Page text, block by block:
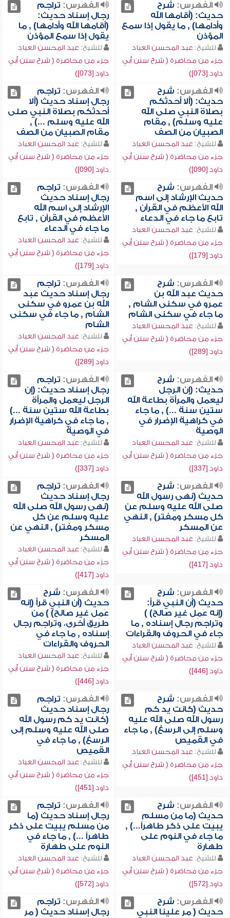
الفهرس: شرح
حديث: (أقامها الله
وأدامها) , ما يقول إذا سمع
المؤذن
للشيخ: عبد المحسن العباد
جزء من محاضرة ( شرح سنن أبي
داود [073])
الفهرس: تراجم
رجال إسناد حديث:
(أقامها الله وأدامها) , ما
يقول إذا سمع المؤذن
للشيخ: عبد المحسن العباد
جزء من محاضرة ( شرح سنن أبي
داود [073])
الفهرس: شرح
حديث: (ألا أحدثكم
بصلاة النبي صلى الله
عليه وسلم) , مقام
الصبيان من الصف
للشيخ: عبد المحسن العباد
جزء من محاضرة ( شرح سنن أبي
داود [090])
الفهرس: تراجم
رجال إسناد حديث (ألا
أحدثكم بصلاة النبي صلى
الله عليه وسلم ...) ,
مقام الصبيان من الصف
للشيخ: عبد المحسن العباد
جزء من محاضرة ( شرح سنن أبي
داود [090])
الفهرس: شرح
حديث الإرشاد إلى اسم
الله الأعظم في القرآن ,
تابع ما جاء في الدعاء
للشيخ: عبد المحسن العباد
جزء من محاضرة ( شرح سنن أبي
داود [179])
الفهرس: تراجم
رجال إسناد حديث
الإرشاد إلى اسم الله
الأعظم في القرآن , تابع
ما جاء في الدعاء
للشيخ: عبد المحسن العباد
جزء من محاضرة ( شرح سنن أبي
داود [179])
الفهرس: شرح
حديث عبد الله بن
عمرو في سكنى الشام ,
ما جاء في سكنى الشام
للشيخ: عبد المحسن العباد
جزء من محاضرة ( شرح سنن أبي
داود [289])
الفهرس: تراجم
رجال إسناد حديث عبد
الله بن عمرو في سكنى
الشام , ما جاء في سكنى
الشام
للشيخ: عبد المحسن العباد
جزء من محاضرة ( شرح سنن أبي
داود [289])
الفهرس: شرح
حديث: (إن الرجل
ليعمل والمرأة بطاعة الله
ستين سنة ...) , ما جاء
في كراهية الإضرار في
الوصية
للشيخ: عبد المحسن العباد
جزء من محاضرة ( شرح سنن أبي
داود [337])
الفهرس: تراجم
رجال إسناد حديث: (إن
الرجل ليعمل والمرأة
بطاعة الله ستين سنة ...)
, ما جاء في كراهية الإضرار
في الوصية
للشيخ: عبد المحسن العباد
جزء من محاضرة ( شرح سنن أبي
داود [337])
الفهرس: شرح
حديث (نهى رسول الله
صلى الله عليه وسلم عن
كل مسكر ومفتر) , النهي
عن المسكر
للشيخ: عبد المحسن العباد
جزء من محاضرة ( شرح سنن أبي
داود [417])
الفهرس: تراجم
رجال إسناد حديث
(نهى رسول الله صلى الله
عليه وسلم عن كل
مسكر ومفتر) , النهي عن
المسكر
للشيخ: عبد المحسن العباد
جزء من محاضرة ( شرح سنن أبي
داود [417])
الفهرس: شرح
حديث (أن النبي قرأ:
(إنه عَمِل غير صالح) )
وتراجم رجال إسناده , ما
جاء في الحروف والقراءات
للشيخ: عبد المحسن العباد
جزء من محاضرة ( شرح سنن أبي
داود [446])
الفهرس: شرح
حديث (أن النبي قرأ (إنه
عَمِل غير صالح) ) من
طريق أخرى، وتراجم رجال
إسناده , ما جاء في
الحروف والقراءات
للشيخ: عبد المحسن العباد
جزء من محاضرة ( شرح سنن أبي
داود [446])
الفهرس: شرح
حديث (كانت يد كم
رسول الله صلى الله عليه
وسلم إلى الرسغ) , ما جاء
في القميص
للشيخ: عبد المحسن العباد
جزء من محاضرة ( شرح سنن أبي
داود [451])
الفهرس: تراجم
رجال إسناد حديث
(كانت يد كم رسول الله
صلى الله عليه وسلم إلى
الرسغ) , ما جاء في
القميص
للشيخ: عبد المحسن العباد
جزء من محاضرة ( شرح سنن أبي
داود [451])
الفهرس: شرح
حديث (ما من مسلم
يبيت على ذكر طاهراً...) ,
ما جاء في النوم على
طهارة
للشيخ: عبد المحسن العباد
جزء من محاضرة ( شرح سنن أبي
داود [572])
الفهرس: تراجم
رجال إسناد حديث (ما
من مسلم يبيت على ذكر
طاهراً ...) , ما جاء في
النوم على طهارة
للشيخ: عبد المحسن العباد
جزء من محاضرة ( شرح سنن أبي
داود [572])
الفهرس: شرح
حديث ( مر علينا النبي
الفهرس: تراجم
رجال إسناد حديث ( مر